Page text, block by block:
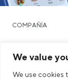
We value
We use cookies
COMPAÑÍA